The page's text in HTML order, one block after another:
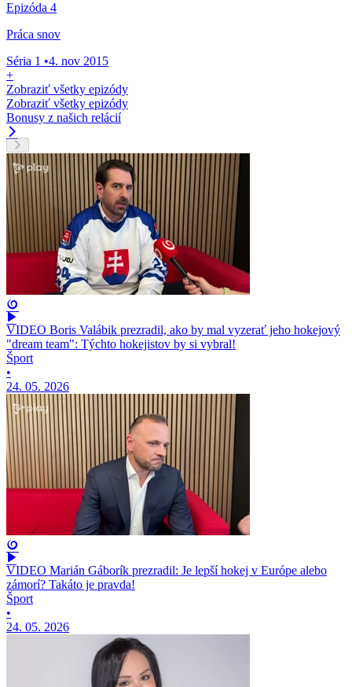
Epizóda 4
Práca snov
Séria 1 •4. nov 2015
+
Zobraziť všetky epizódy
Zobraziť všetky epizódy
Bonusy z našich relácií
VIDEO Boris Valábik prezradil, ako by mal vyzerať jeho hokejový
"dream team": Týchto hokejistov by si vybral!
Šport
•
24. 05. 2026
VIDEO Marián Gáborík prezradil: Je lepší hokej v Európe alebo
zámorí? Takáto je pravda!
Šport
•
24. 05. 2026